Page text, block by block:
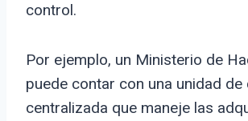
control.
Por ejemplo, un Ministerio de
puede contar con una unidad
centralizada que maneje las